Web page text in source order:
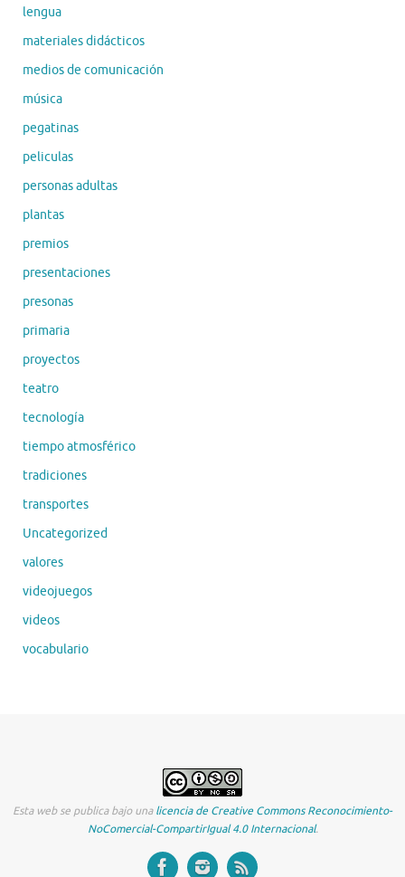
lengua
materiales didácticos
medios de comunicación
música
pegatinas
peliculas
personas adultas
plantas
premios
presentaciones
presonas
primaria
proyectos
teatro
tecnología
tiempo atmosférico
tradiciones
transportes
Uncategorized
valores
videojuegos
videos
vocabulario
Esta web se publica bajo unalicencia de Creative Commons Reconocimiento-
NoComercial-CompartirIgual 4.0 Internacional.